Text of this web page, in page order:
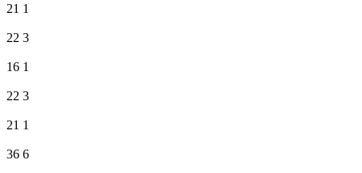
21 1
22 3
16 1
22 3
21 1
36 6